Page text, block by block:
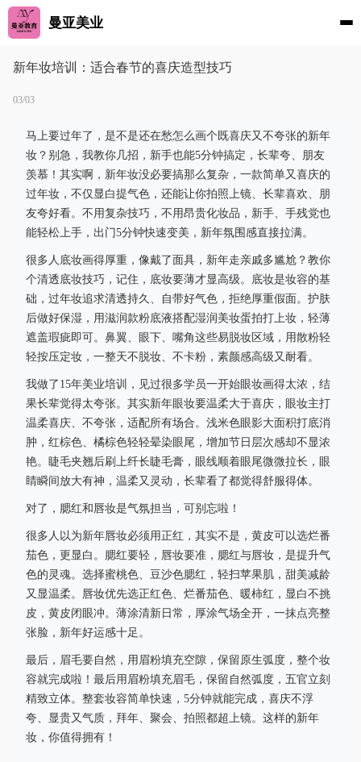
曼亚美业
新年妆培训：适合春节的喜庆造型技巧
03/03
马上要过年了，是不是还在愁怎么画个既喜庆又不夸张的新年
妆？别急，我教你几招，新手也能5分钟搞定，长辈夸、朋友
羡慕！其实啊，新年妆没必要搞那么复杂，一款简单又喜庆的
过年妆，不仅显白提气色，还能让你拍照上镜、长辈喜欢、朋
友夸好看。不用复杂技巧，不用昂贵化妆品，新手、手残党也
能轻松上手，出门5分钟快速变美，新年氛围感直接拉满。
很多人底妆画得厚重，像戴了面具，新年走亲戚多尴尬？教你
个清透底妆技巧，记住，底妆要薄才显高级。底妆是妆容的基
础，过年妆追求清透持久、自带好气色，拒绝厚重假面。护肤
后做好保湿，用滋润款粉底液搭配湿润美妆蛋拍打上妆，轻薄
遮盖瑕疵即可。鼻翼、眼下、嘴角这些易脱妆区域，用散粉轻
轻按压定妆，一整天不脱妆、不卡粉，素颜感高级又耐看。
我做了15年美业培训，见过很多学员一开始眼妆画得太浓，结
果长辈觉得太夸张。其实新年眼妆要温柔大于喜庆，眼妆主打
温柔喜庆、不夸张，适配所有场合。浅米色眼影大面积打底消
肿，红棕色、橘棕色轻轻晕染眼尾，增加节日层次感却不显浓
艳。睫毛夹翘后刷上纤长睫毛膏，眼线顺着眼尾微微拉长，眼
睛瞬间放大有神，温柔又灵动，长辈看了都觉得舒服得体。
对了，腮红和唇妆是气氛担当，可别忘啦！
很多人以为新年唇妆必须用正红，其实不是，黄皮可以选烂番
茄色，更显白。腮红要轻，唇妆要准，腮红与唇妆，是提升气
色的灵魂。选择蜜桃色、豆沙色腮红，轻扫苹果肌，甜美减龄
又显温柔。唇妆优先选正红色、烂番茄色、暖柿红，显白不挑
皮，黄皮闭眼冲。薄涂清新日常，厚涂气场全开，一抹点亮整
张脸，新年好运感十足。
最后，眉毛要自然，用眉粉填充空隙，保留原生弧度，整个妆
容就完成啦！最后用眉粉填充眉毛，保留自然弧度，五官立刻
精致立体。整套妆容简单快速，5分钟就能完成，喜庆不浮
夸、显贵又气质，拜年、聚会、拍照都超上镜。这样的新年
妆，你值得拥有！